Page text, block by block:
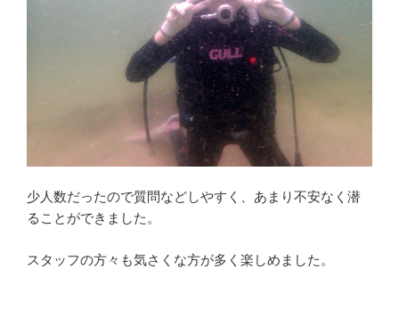
少人数だったので質問などしやすく、あまり不安なく潜
ることができました。
スタッフの方々も気さくな方が多く楽しめました。